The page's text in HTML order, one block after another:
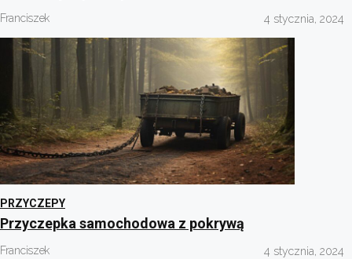
Franciszek 4 stycznia, 2024
PRZYCZEPY
Przyczepka samochodowa z pokrywą
Franciszek 4 stycznia, 2024